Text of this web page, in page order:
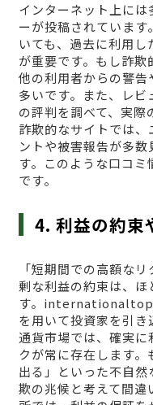
インターネット上に
ーが投稿されていま
いても、過去に利用
が重要です。もし詐欺
他の利用者からの警
多いです。また、レ
の評判を調べて、実際
詐欺的なサイトでは
ントや被害報告が多
す。このような口コ
です。
4. 利益の約束
「短期間での高額な
剰な利益の約束は、
す。
を用いて投資家を引
通貨市場では、確実
クが常に存在します
出る」といった不自
欺の兆候と考えて間違